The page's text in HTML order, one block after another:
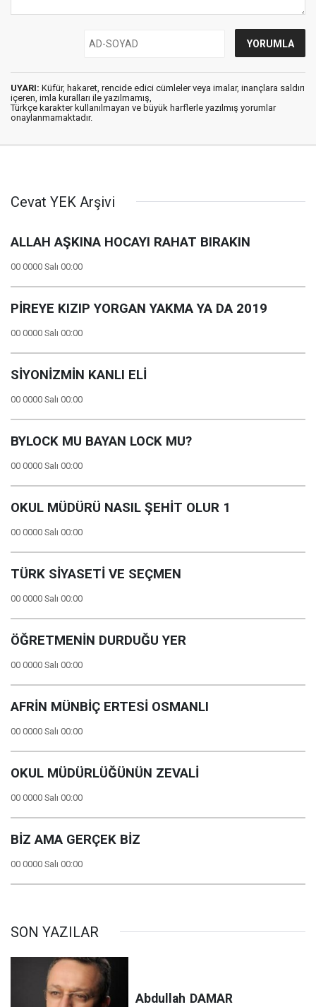
UYARI: Küfür, hakaret, rencide edici cümleler veya imalar, inançlara saldırı
içeren, imla kuralları ile yazılmamış,
Türkçe karakter kullanılmayan ve büyük harflerle yazılmış yorumlar
onaylanmamaktadır.
Cevat YEK Arşivi
ALLAH AŞKINA HOCAYI RAHAT BIRAKIN
00 0000 Salı 00:00
PİREYE KIZIP YORGAN YAKMA YA DA 2019
00 0000 Salı 00:00
SİYONİZMİN KANLI ELİ
00 0000 Salı 00:00
BYLOCK MU BAYAN LOCK MU?
00 0000 Salı 00:00
OKUL MÜDÜRÜ NASIL ŞEHİT OLUR 1
00 0000 Salı 00:00
TÜRK SİYASETİ VE SEÇMEN
00 0000 Salı 00:00
ÖĞRETMENİN DURDUĞU YER
00 0000 Salı 00:00
AFRİN MÜNBİÇ ERTESİ OSMANLI
00 0000 Salı 00:00
OKUL MÜDÜRLÜĞÜNÜN ZEVALİ
00 0000 Salı 00:00
BİZ AMA GERÇEK BİZ
00 0000 Salı 00:00
SON YAZILAR
Abdullah DAMAR